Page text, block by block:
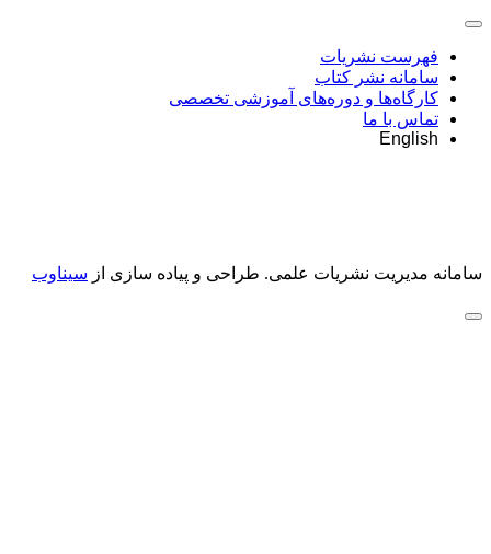
فهرست نشریات
سامانه نشر کتاب
کارگاه‌ها و دوره‌های آموزشی تخصصی
تماس با ما
English
سامانه مدیریت نشریات علمی. طراحی و پیاده سازی از سیناوب